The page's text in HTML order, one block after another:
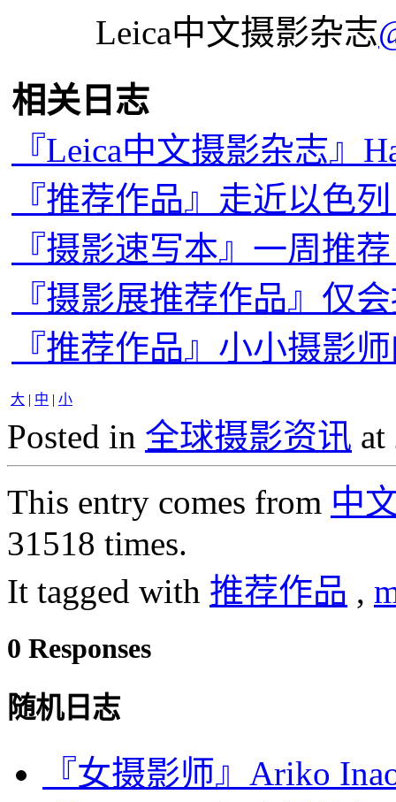
Leica中文摄影杂志
相关日志
『Leica中文摄影杂志』
『推荐作品』走近以色
『摄影速写本』一周推
『摄影展推荐作品』仅
『推荐作品』小小摄影
大 | 中 | 小
Posted in 全球摄影资讯 at
This entry comes from 中
31518 times.
It tagged with 推荐作品 ,
0 Responses
随机日志
『女摄影师』Ariko